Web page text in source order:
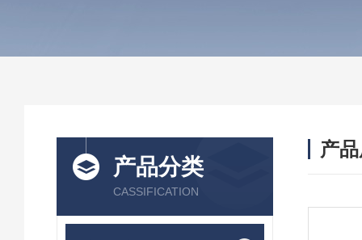
产品分类
CASSIFICATION
产